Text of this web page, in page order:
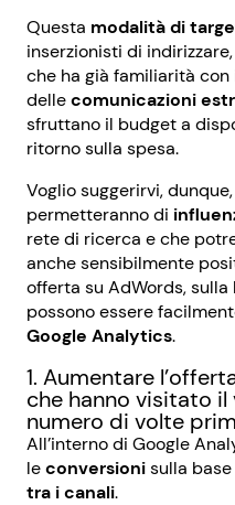
Questa modalità di
inserzionisti di
che ha già familiarità
dellecomunicazioni
sfruttano il budget a
ritorno sulla spesa.
Voglio suggerirvi,
permetteranno di
rete di ricerca e che
anche sensibilmente
offerta su AdWords, sulla
possono essere
Google Analytics.
1. Aumentare
che hanno visitato
numero di volte
All’interno di Google
leconversionisulla
tra i canali.